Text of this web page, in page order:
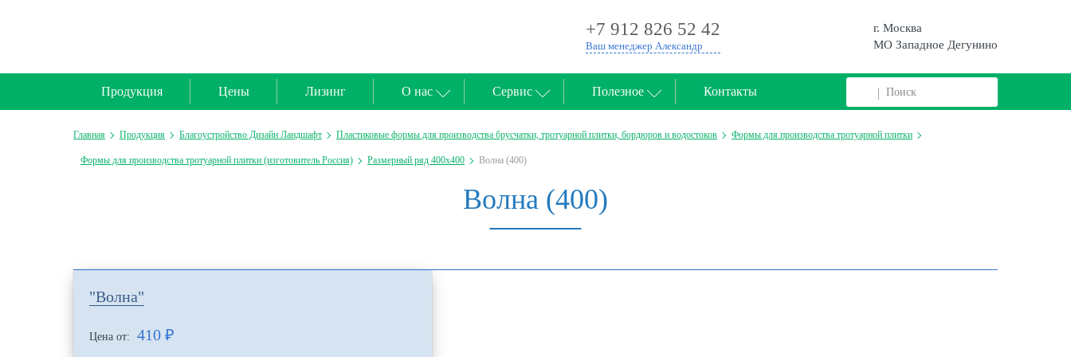
+7 912 826 52 42
Ваш менеджер Александр
г. Москва
МО Западное Дегунино
Продукция Цены Лизинг О нас Сервис Полезное Контакты
Главная Продукция Благоустройство Дизайн Ландшафт Пластиковые формы для производства брусчатки, тротуарной плитки, бордюров и водостоков Формы для производства тротуарной плитки
Формы для производства тротуарной плитки (изготовитель Россия) Размерный ряд 400х400 Волна (400)
Волна (400)
"Волна"
Цена от: 410 ₽